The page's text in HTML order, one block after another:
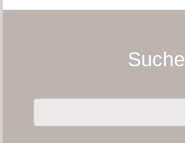
Suche